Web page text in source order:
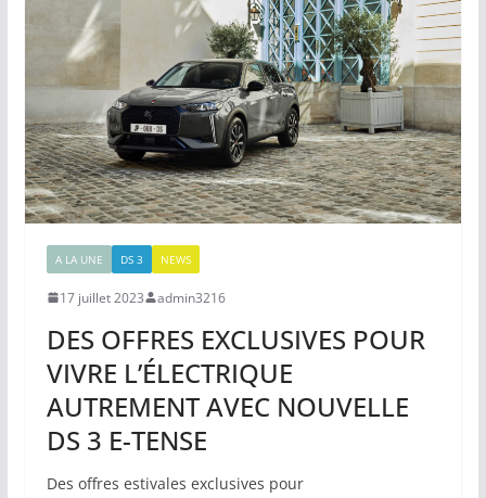
A LA UNE DS 3 NEWS
17 juillet 2023 admin3216
DES OFFRES EXCLUSIVES POUR
VIVRE L’ÉLECTRIQUE
AUTREMENT AVEC NOUVELLE
DS 3 E-TENSE
Des offres estivales exclusives pour